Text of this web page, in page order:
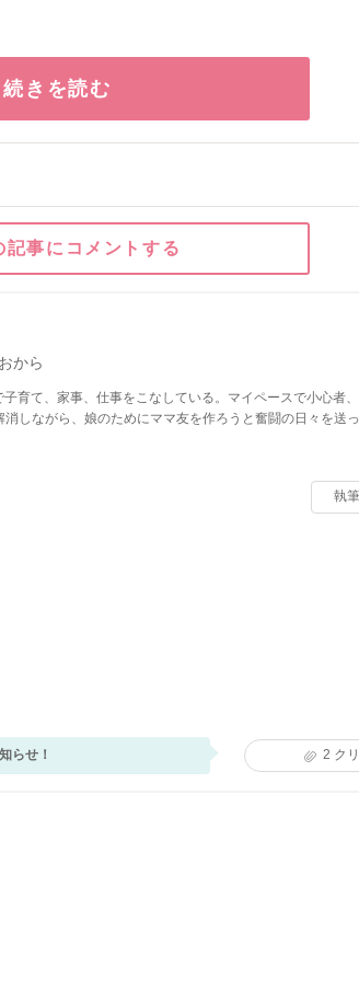
続きを読む
記事にコメントする
おから
育て、家事、仕事をこなしている。マイペースで小心者
しながら、娘のためにママ友を作ろうと奮闘の日々を送っ
執
らせ！ 2 ク